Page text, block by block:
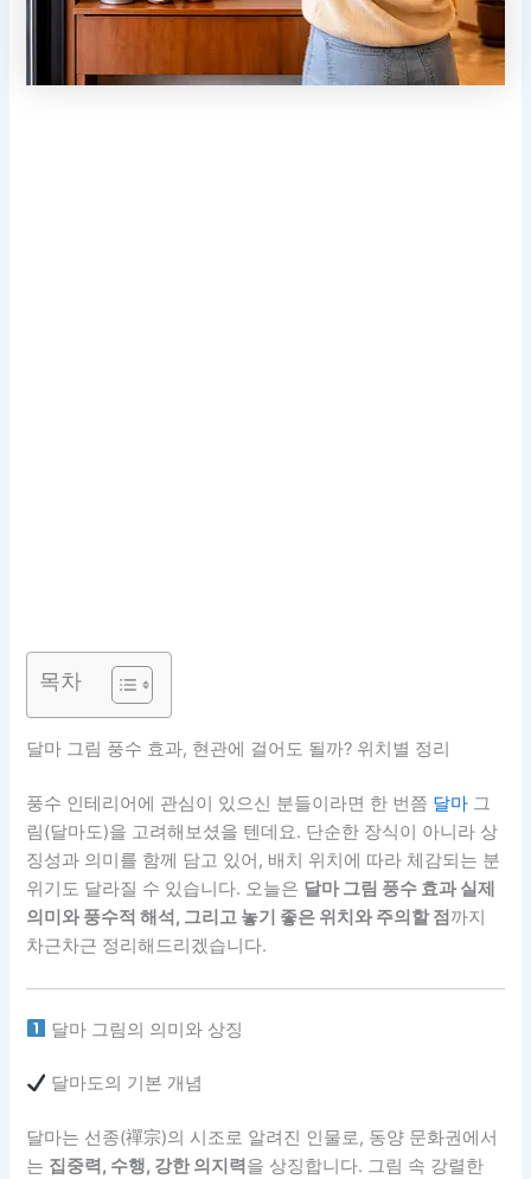
목차
달마 그림 풍수 효과, 현관에 걸어도 될까? 위치별 정리
풍수 인테리어에 관심이 있으신 분들이라면 한 번쯤 달마 그
림(달마도)을 고려해보셨을 텐데요. 단순한 장식이 아니라 상
징성과 의미를 함께 담고 있어, 배치 위치에 따라 체감되는 분
위기도 달라질 수 있습니다. 오늘은 달마 그림 풍수 효과 실제
의미와 풍수적 해석, 그리고 놓기 좋은 위치와 주의할 점 까지
차근차근 정리해드리겠습니다.
달마 그림의 의미와 상징
달마도의 기본 개념
달마는 선종(禪宗)의 시조로 알려진 인물로, 동양 문화권에서
는 집중력, 수행, 강한 의지력 을 상징합니다. 그림 속 강렬한